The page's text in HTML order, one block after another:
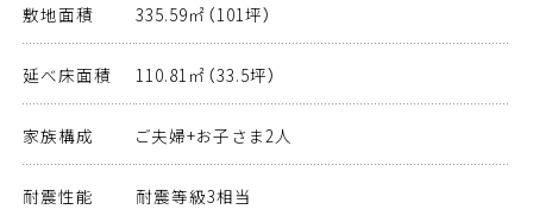
敷地面積 335.59㎡（101坪）
延べ床面積 110.81㎡（33.5坪）
家族構成 ご夫婦+お子さま2人
耐震性能 耐震等級3相当